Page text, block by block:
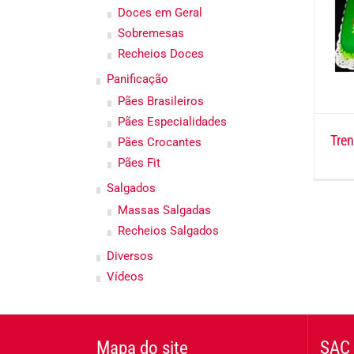
Doces em Geral
Sobremesas
Recheios Doces
Panificação
Pães Brasileiros
Pães Especialidades
Pães Crocantes
Pães Fit
Salgados
Massas Salgadas
Recheios Salgados
Diversos
Vídeos
Mapa do site